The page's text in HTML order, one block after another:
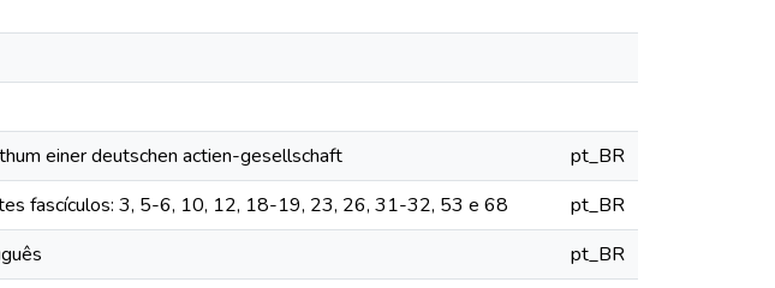
einer deutschen actien-gesellschaft
pt_BR
fascículos: 3, 5-6, 10, 12, 18-19, 23, 26, 31-32, 53 e 68
pt_BR
pt_BR